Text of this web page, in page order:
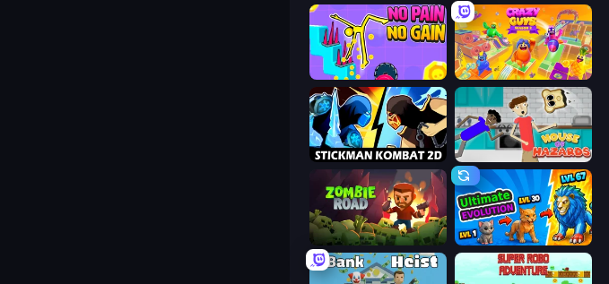
No Pain No Gain - Ragdoll Sandbox Crazy Guys
Stickman Kombat 2D House of Hazards
Zombie Road Ultimate Evolution